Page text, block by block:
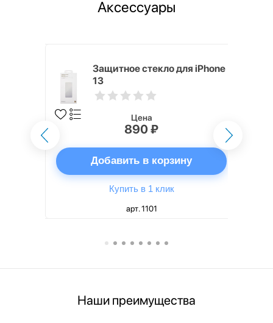
Аксессуары
Защитное стекло для iPhone
13
Цена
890 ₽
Добавить в корзину
Купить в 1 клик
арт. 1101
Наши преимущества